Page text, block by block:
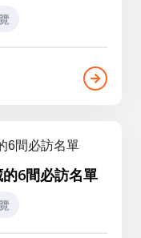
6間必訪名單